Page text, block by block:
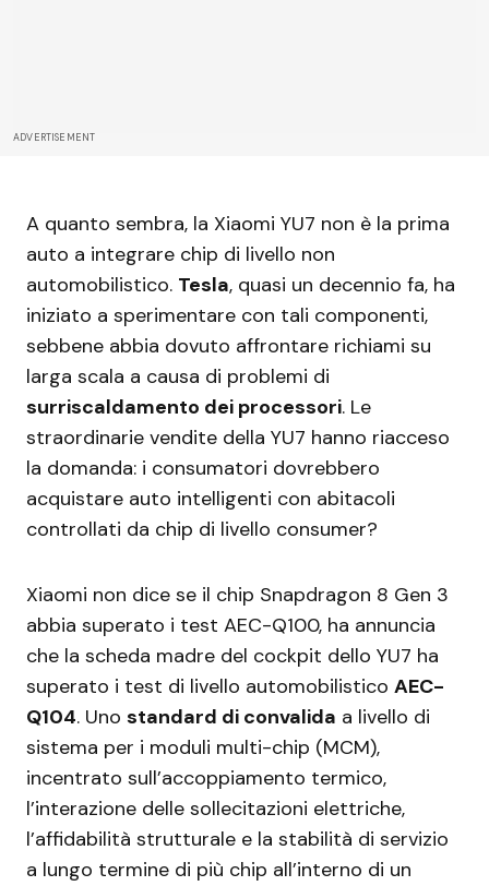
ADVERTISEMENT
A quanto sembra, la Xiaomi YU7 non è la prima
auto a integrare chip di livello non
automobilistico. Tesla, quasi un decennio fa, ha
iniziato a sperimentare con tali componenti,
sebbene abbia dovuto affrontare richiami su
larga scala a causa di problemi di
surriscaldamento dei processori. Le
straordinarie vendite della YU7 hanno riacceso
la domanda: i consumatori dovrebbero
acquistare auto intelligenti con abitacoli
controllati da chip di livello consumer?
Xiaomi non dice se il chip Snapdragon 8 Gen 3
abbia superato i test AEC-Q100, ha annuncia
che la scheda madre del cockpit dello YU7 ha
superato i test di livello automobilistico AEC-
Q104. Uno standard di convalida a livello di
sistema per i moduli multi-chip (MCM),
incentrato sull’accoppiamento termico,
l’interazione delle sollecitazioni elettriche,
l’affidabilità strutturale e la stabilità di servizio
a lungo termine di più chip all’interno di un